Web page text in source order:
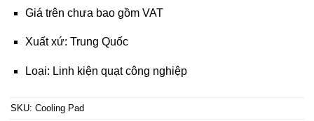
Giá trên chưa bao gồm VAT
Xuất xứ: Trung Quốc
Loại: Linh kiện quạt công nghiệp
SKU: Cooling Pad